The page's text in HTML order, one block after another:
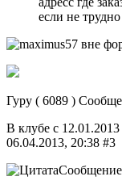
если не трудно
Гуру ( 6089 )
В клубе с
06.04.2013, 20:38 #3